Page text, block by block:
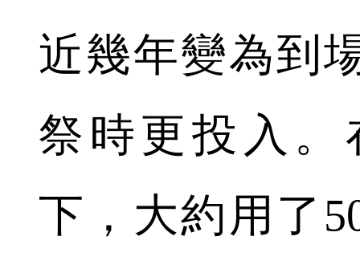
近幾年變為到
祭時更投入
下，大約用了